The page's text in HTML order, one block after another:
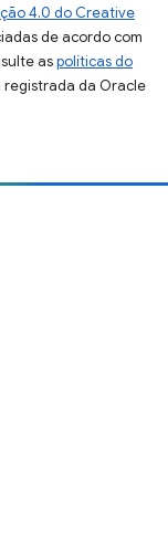
4.0 do Creative
de acordo com
aspolíticas do
registrada da Oracle